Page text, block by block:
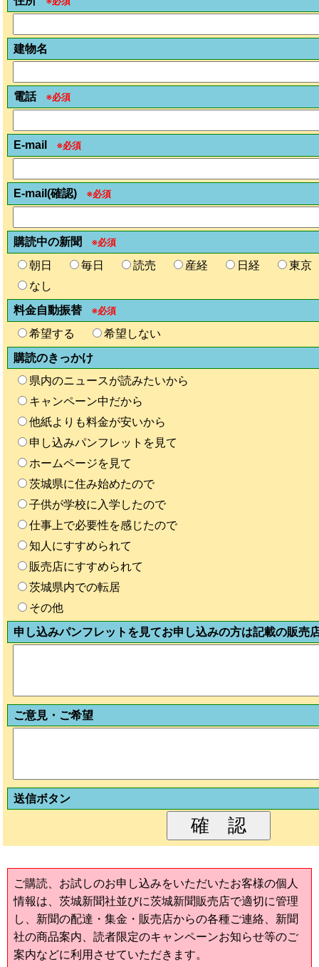
建物名
電話※必須
E-mail ※必須
E-mail(確認) ※必須
購読中の新聞 ※必須
朝日 毎日 読売 産経 日経
東京
なし
料金自動振替 ※必須
希望する
希望しない
購読のきっかけ
県内のニュースが読みたいから
キャンペーン中だから
他紙よりも料金が安いから
申し込みパンフレットを見て
ホームページを見て
茨城県に住み始めたので
子供が学校に入学したので
仕事上で必要性を感じたので
知人にすすめられて
販売店にすすめられて
茨城県内での転居
その他
申し込みパンフレットを見てお申し込みの方は記載の販売
ご意見・ご希望
送信ボタン
ご購読、お試しのお申し込みをいただいたお客様の個人
情報は、茨城新聞社並びに茨城新聞販売店で適切に管理
し、新聞の配達・集金・販売店からの各種ご連絡、新聞
社の商品案内、読者限定のキャンペーンお知らせ等のご
案内などに利用させていただきます。